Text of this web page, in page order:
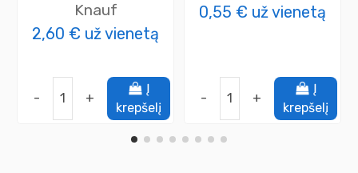
Knauf
2,60 € už vienetą
- +
Į
krepšelį
0,55 € už vienetą
- +
Į
krepšelį